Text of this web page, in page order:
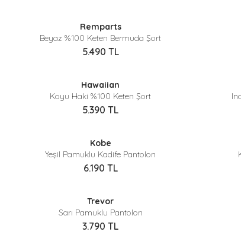
Remparts
Beyaz %100 Keten Bermuda Şort
5.490 TL
Hawaiian
Koyu Haki %100 Keten Şort
5.390 TL
Kobe
Yeşil Pamuklu Kadife Pantolon
6.190 TL
Trevor
Sarı Pamuklu Pantolon
3.790 TL